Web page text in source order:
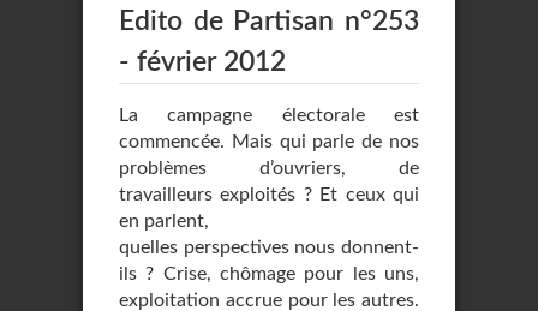
Edito de Partisan n°253
- février 2012
La campagne électorale est
commencée. Mais qui parle de nos
problèmes d’ouvriers, de
travailleurs exploités ? Et ceux qui
en parlent,
quelles perspectives nous donnent-
ils ? Crise, chômage pour les uns,
exploitation accrue pour les autres.